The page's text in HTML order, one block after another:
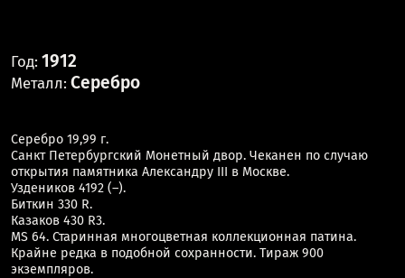
Год: 1912
Металл: Серебро
Серебро 19,99 г.
Санкт Петербургский Монетный двор. Чеканен по случаю
открытия памятника Александру III в Москве.
Уздеников 4192 (–).
Биткин 330 R.
Казаков 430 R3.
MS 64. Старинная многоцветная коллекционная патина.
Крайне редка в подобной сохранности. Тираж 900
экземпляров.